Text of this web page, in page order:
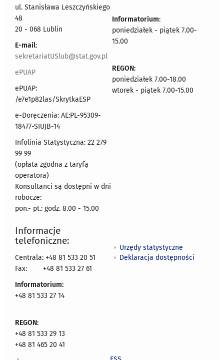
ul. Stanisława Leszczyńskiego
48
20 - 068 Lublin
E-mail:
sekretariatUSlub@stat.gov.pl
ePUAP
ePUAP:
/e7e1p82las/SkrytkaESP
e-Doręczenia: AE:PL-95309-
18477-SIUJB-14
Infolinia Statystyczna: 22 279
99 99
(opłata zgodna z taryfą
operatora)
Konsultanci są dostępni w dni
robocze:
pon.- pt.: godz. 8.00 - 15.00
Informatorium:
poniedziałek - piątek 7.00-
15.00
REGON:
poniedziałek 7.00-18.00
wtorek - piątek 7.00-15.00
Informacje
telefoniczne:
Centrala: +48 81 533 20 51
Fax:
+48 81 533 27 61
Informatorium:
+48 81 533 27 14
REGON:
+48 81 533 29 13
+48 81 465 20 41
Urzędy statystyczne
Deklaracja dostępności